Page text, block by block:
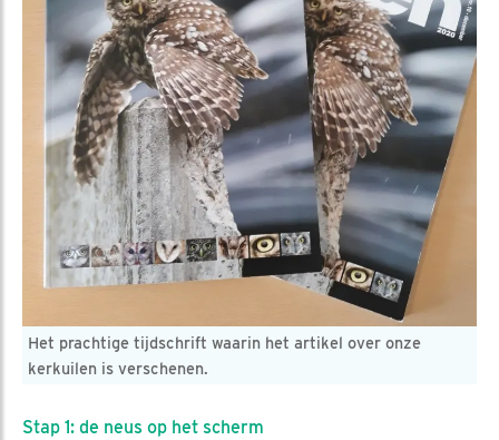
Het prachtige tijdschrift waarin het artikel over onze
kerkuilen is verschenen.
Stap 1: de neus op het scherm